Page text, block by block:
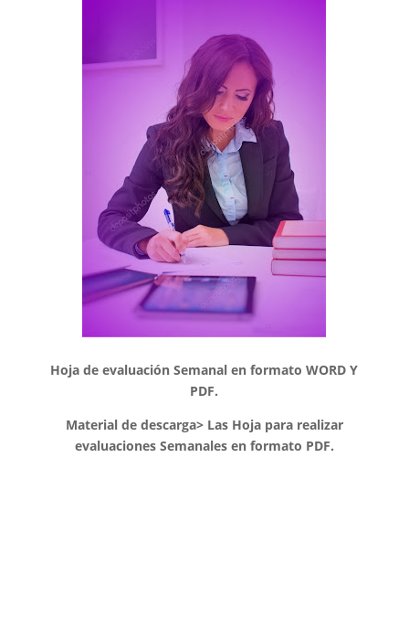
Hoja de evaluación Semanal en formato WORD Y
PDF.
Material de descarga> Las Hoja para realizar
evaluaciones Semanales en formato PDF.